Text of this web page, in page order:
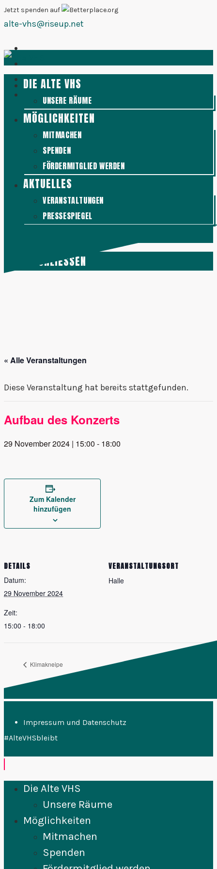
Zum
Inhalt
Jetzt spenden auf
alte-vhs@riseup.net
DIE ALTE VHS
UNSERE RÄUME
MÖGLICHKEITEN
MITMACHEN
SPENDEN
FÖRDERMITGLIED WERDEN
AKTUELLES
VERANSTALTUNGEN
PRESSESPIEGEL
SCHLIESSEN
« Alle Veranstaltungen
Diese Veranstaltung hat bereits stattgefunden.
Aufbau des Konzerts
29 November 2024 | 15:00 - 18:00
Zum Kalender
hinzufügen
DETAILS
Datum:
29 November 2024
Zeit:
15:00 - 18:00
VERANSTALTUNGSORT
Halle
Klimakneipe
Impressum und Datenschutz
#AlteVHSbleibt
Die Alte VHS
Unsere Räume
Möglichkeiten
Mitmachen
Spenden